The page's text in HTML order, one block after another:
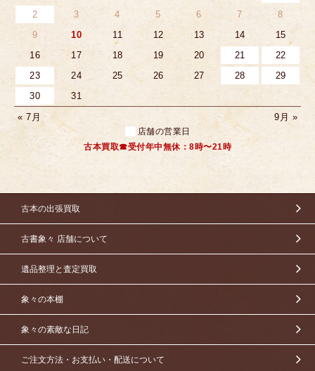
2
3 4 5 6 7
8
9
10 11 12 13 14
15
16
17 18 19 20 21
22
23
24 25 26 27 28
29
30
31
« 7月
9月 »
店舗の営業日
古本買取☎受付年中無休：8時〜21時
古本の出張買取
古書象々 店舗について
遺品整理と査定買取
象々の本棚
象々の素敵な日記
ご注文方法・お支払い・配送について